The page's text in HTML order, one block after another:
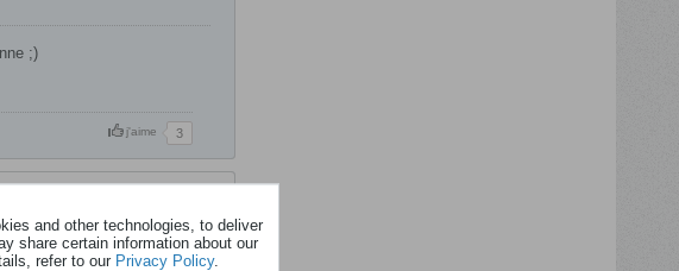
;)
j'aime 3
a déjà à Bruxelles? j'ai
peur?
and other technologies, to deliver
share certain information about our
refer to our Privacy Policy.